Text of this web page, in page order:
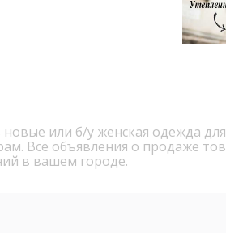
или б/у женская одежда
Все объявления о продаже
в вашем городе.